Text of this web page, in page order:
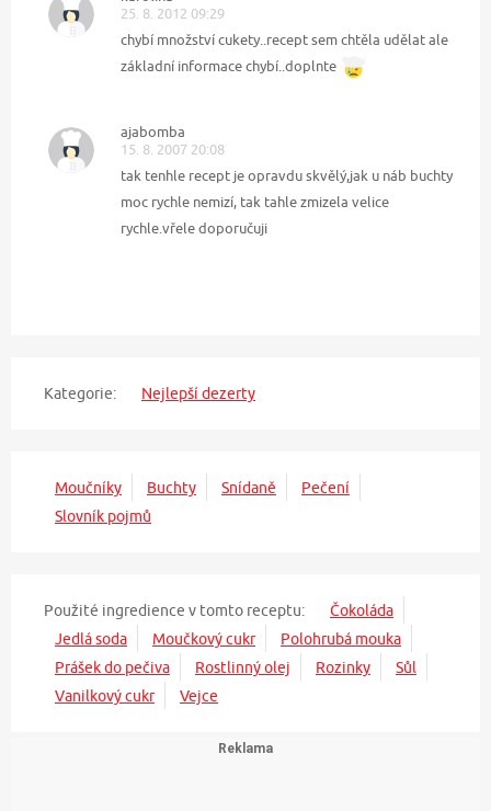
25. 8. 2012 09:29
chybí množství cukety..recept sem chtěla udělat ale
základní informace chybí..doplnte
ajabomba
15. 8. 2007 20:08
tak tenhle recept je opravdu skvělý,jak u náb buchty
moc rychle nemizí, tak tahle zmizela velice
rychle.vřele doporučuji
Kategorie: Nejlepší dezerty
Moučníky Buchty Snídaně
Pečení
Slovník pojmů
Použité ingredience v tomto receptu:
Čokoláda
Jedlá soda
Moučkový cukr
Polohrubá mouka
Prášek do pečiva
Rostlinný olej Rozinky
Sůl
Vanilkový cukr
Vejce